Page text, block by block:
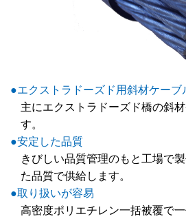
●エクストラドーズド用斜材ケーブ
主にエクストラドーズド橋の斜
す。
●安定した品質
きびしい品質管理のもと工場で
た品質で供給します。
●取り扱いが容易
高密度ポリエチレン一括被覆で